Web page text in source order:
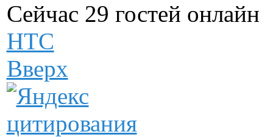
Сейчас 29 гостей онлайн
НТС
Вверх